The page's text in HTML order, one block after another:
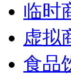
临时
虚拟
食品